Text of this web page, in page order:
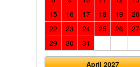
15
16 17 18 19 20
22
23 24 25 26 27
29
30 31
April 2027